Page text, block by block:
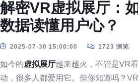
解密VR虚拟展厅：
数据读懂用户心？
2025-07-30 15:00:00 1723 浏览
如今的虚拟展厅越来越火，不管是VR
动，很多人都爱用它。但你知道吗？